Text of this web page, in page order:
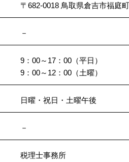
〒682-0018 鳥取県倉吉市福庭
－
9：00～17：00（平日）
9：00～12：00（土曜）
日曜・祝日・土曜午後
－
税理士事務所